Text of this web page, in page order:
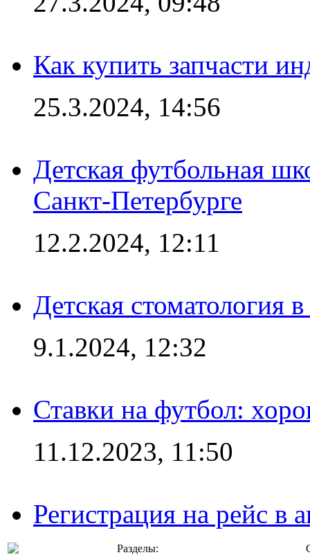
Как купить запчасти
25.3.2024, 14:56
Детская футбольная
Санкт-Петербурге
12.2.2024, 12:11
Детская стоматология
9.1.2024, 12:32
Ставки на футбол:
11.12.2023, 11:50
Регистрация на рейс в
Разделы: